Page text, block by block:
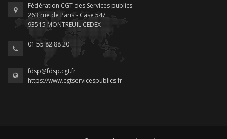
Fédération CGT des Services publics
263 rue de Paris - Case 547
93515 MONTREUIL CEDEX
01 55 82 88 20
fdsp@fdsp.cgt.fr
https://www.cgtservicespublics.fr